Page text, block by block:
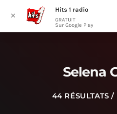
Selena
44 RÉSULTATS
✕
Hits 1 radio
GRATUIT
Sur Google Play